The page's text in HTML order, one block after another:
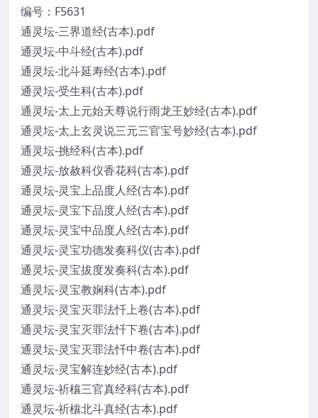
编号：F5631
通灵坛-三界道经(古本).pdf
通灵坛-中斗经(古本).pdf
通灵坛-北斗延寿经(古本).pdf
通灵坛-受生科(古本).pdf
通灵坛-太上元始天尊说行雨龙王妙经(古本).pdf
通灵坛-太上玄灵说三元三官宝号妙经(古本).pdf
通灵坛-挑经科(古本).pdf
通灵坛-放赦科仪香花科(古本).pdf
通灵坛-灵宝上品度人经(古本).pdf
通灵坛-灵宝下品度人经(古本).pdf
通灵坛-灵宝中品度人经(古本).pdf
通灵坛-灵宝功德发奏科仪(古本).pdf
通灵坛-灵宝拔度发奏科(古本).pdf
通灵坛-灵宝教娴科(古本).pdf
通灵坛-灵宝灭罪法忏上卷(古本).pdf
通灵坛-灵宝灭罪法忏下卷(古本).pdf
通灵坛-灵宝灭罪法忏中卷(古本).pdf
通灵坛-灵宝解连妙经(古本).pdf
通灵坛-祈欀三官真经科(古本).pdf
通灵坛-祈欀北斗真经(古本).pdf